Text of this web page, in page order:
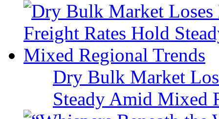
Dry Bulk Market
Steady Amid Mixed